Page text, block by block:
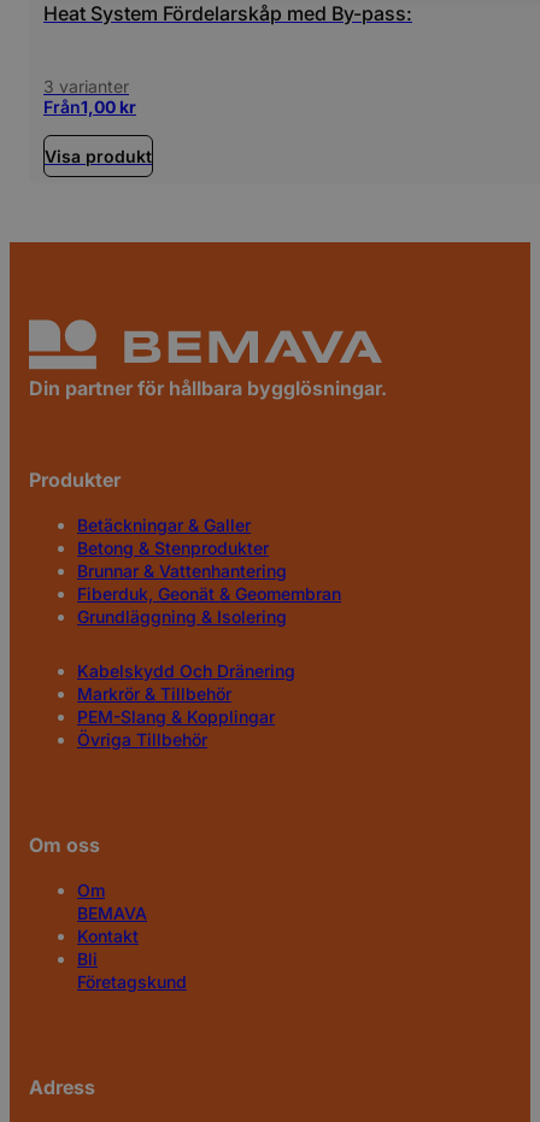
Heat System Fördelarskåp med By-pass:
3 varianter
Från1,00 kr
Visa produkt
Din partner för hållbara bygglösningar.
Produkter
Betäckningar & Galler
Betong & Stenprodukter
Brunnar & Vattenhantering
Fiberduk, Geonät & Geomembran
Grundläggning & Isolering
Kabelskydd Och Dränering
Markrör & Tillbehör
PEM-Slang & Kopplingar
Övriga Tillbehör
Om oss
Om
BEMAVA
Kontakt
Bli
Företagskund
Adress